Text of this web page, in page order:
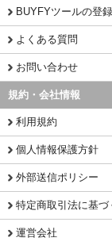
BUYFYツールの登録
よくある質問
お問い合わせ
規約・会社情報
利用規約
個人情報保護方針
外部送信ポリシー
特定商取引法に基づ
運営会社